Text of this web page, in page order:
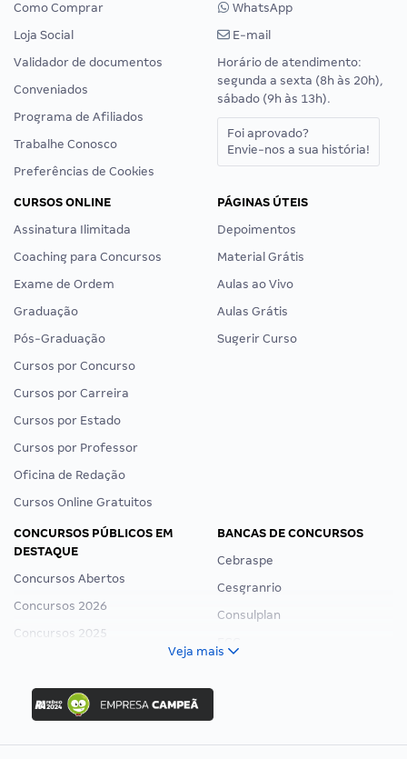
Como Comprar
Loja Social
Validador de documentos
Conveniados
Programa de Afiliados
Trabalhe Conosco
Preferências de Cookies
WhatsApp
E-mail
Horário de atendimento:
segunda a sexta (8h às 20h),
sábado (9h às 13h).
Foi aprovado?
Envie-nos a sua história!
CURSOS ONLINE
Assinatura Ilimitada
Coaching para Concursos
Exame de Ordem
Graduação
Pós-Graduação
Cursos por Concurso
Cursos por Carreira
Cursos por Estado
Cursos por Professor
Oficina de Redação
Cursos Online Gratuitos
PÁGINAS ÚTEIS
Depoimentos
Material Grátis
Aulas ao Vivo
Aulas Grátis
Sugerir Curso
CONCURSOS PÚBLICOS EM
DESTAQUE
Concursos Abertos
Concursos 2026
Concursos 2025
Concurso Ibama
Concurso MPU
Editais publicados
BANCAS DE CONCURSOS
Cebraspe
Cesgranrio
Consulplan
Veja mais